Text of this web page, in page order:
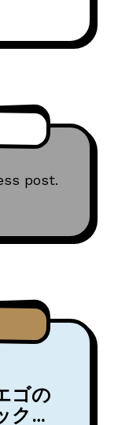
post.
ゴの
ク・